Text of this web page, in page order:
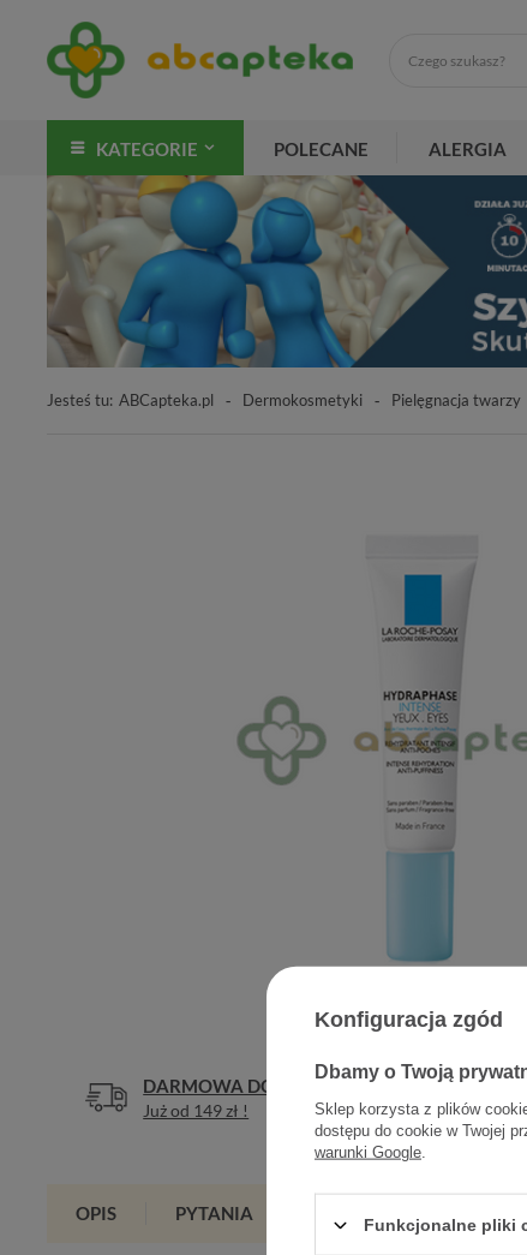
KATEGORIE POLECANE ALERGIA
Jesteś tu: ABCapteka.pl Dermokosmetyki Pielęgnacja twarzy
DARMOWA DOSTAWA
Już od 149 zł !
OPIS PYTANIA
Konfiguracja zgód
Dbamy o Twoją
Sklep korzysta z plików
dostępu do cookie w Twojej
warunki Google
Funkcjonalne pliki